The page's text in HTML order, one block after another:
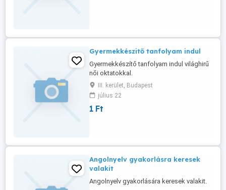
Gyermekkészitő tanfolyam indul
Gyermekkészítő tanfolyam indul világhirű
női oktatokkal.
III. kerület, Budapest
július 22
1 Ft
Angolnyelv gyakorlásra keresek
valakit
Angolnyelv gyakorlására keresek valakit.